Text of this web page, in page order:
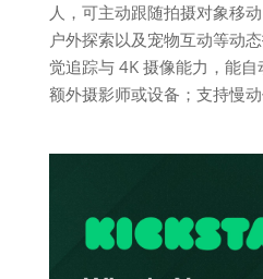
人，可主动跟随拍摄对象移
户外探索以及宠物互动等动
觉追踪与 4K 摄像能力，能
额外摄影师或设备；支持慢